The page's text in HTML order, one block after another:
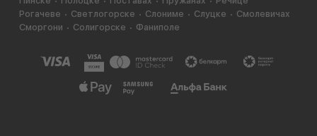
Рогачеве
Светлогорске Слониме Слуцке
Смолевичах
Сморгони
Солигорске Фаниполе